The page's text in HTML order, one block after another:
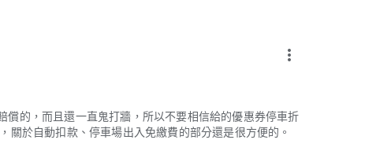
more_vert
的，而且還一直鬼打牆，所以不要相信給的優惠券停車折
關於自動扣款、停車場出入免繳費的部分還是很方便的。